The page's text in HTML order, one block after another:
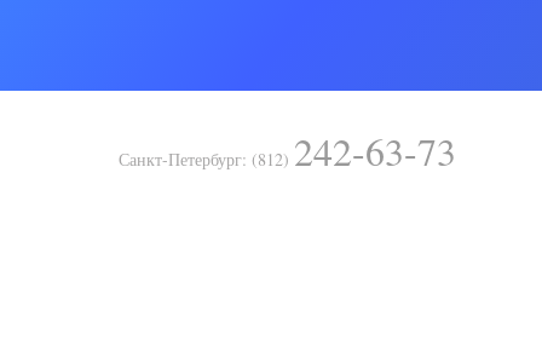
Санкт-Петербург: (812) 242-63-73